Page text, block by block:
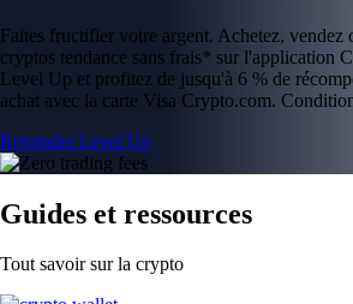
Faites fructifier votre argent. Achetez, vendez
cryptos tendance sans frais* sur l'application
Level Up et profitez de jusqu'à 6 % de
achat avec la carte Visa Crypto.com.
Rejoindre Level Up
Guides et ressources
Tout savoir sur la crypto